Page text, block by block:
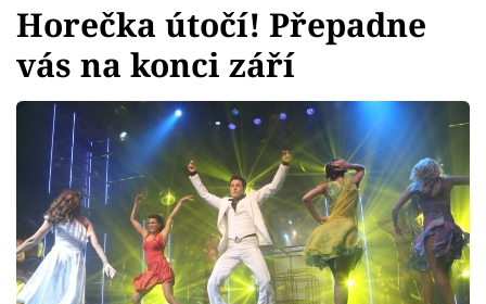
Témata
Showbyznys
Youtubeři
Virály
Sex a vztahy
Horečka útočí! Přepadne
vás na konci září